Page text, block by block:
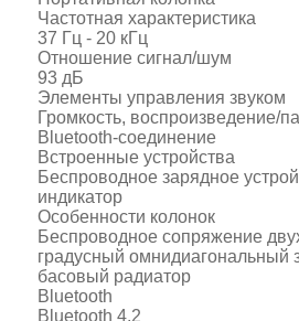
Частотная характеристика
37 Гц - 20 кГц
Отношение сигнал/шум
93 дБ
Элементы управления звуком
Громкость, воспроизведение/
Bluetooth-соединение
Встроенные устройства
Беспроводное зарядное
индикатор
Особенности колонок
Беспроводное сопряжение
градусный омнидиагональный
басовый радиатор
Bluetooth
Bluetooth 4.2